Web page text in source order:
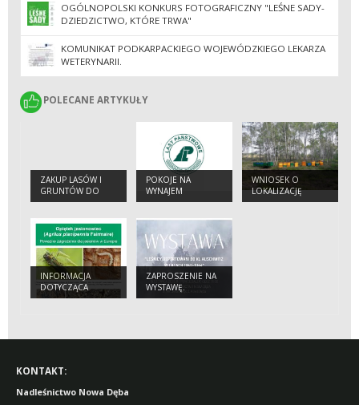
OGÓLNOPOLSKI KONKURS FOTOGRAFICZNY "LEŚNE SADY-
DZIEDZICTWO, KTÓRE TRWA"
KOMUNIKAT PODKARPACKIEGO WOJEWÓDZKIEGO LEKARZA
WETERYNARII.
POLECANE ARTYKUŁY
POLECANE ARTYKUŁY
ZAKUP LASÓW I
GRUNTÓW DO
ZALESIENIA.
POKOJE NA
WYNAJEM
WNIOSEK O
LOKALIZACJĘ
PASIEKI.
INFORMACJA
DOTYCZĄCA
OPIĘTKA
ZAPROSZENIE NA
WYSTAWĘ.
KONTAKT:
Nadleśnictwo Nowa Dęba